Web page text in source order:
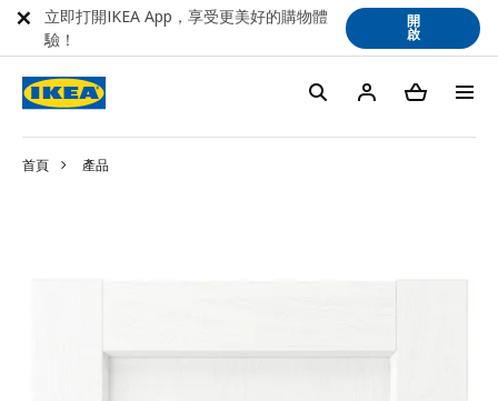
首頁 產品
立即打開IKEA App，享受更美好的購物體
驗！
開
啟